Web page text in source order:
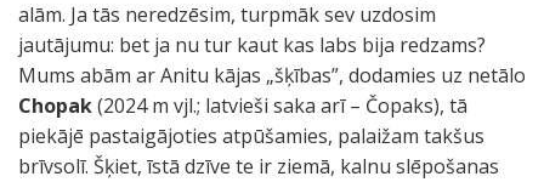
alām. Ja tās neredzēsim, turpmāk sev uzdosim
jautājumu: bet ja nu tur kaut kas labs bija redzams?
Mums abām ar Anitu kājas „šķības”, dodamies uz netālo
Chopak(2024 m vjl.; latvieši saka arī – Čopaks), tā
piekājē pastaigājoties atpūšamies, palaižam takšus
brīvsolī. Šķiet, īstā dzīve te ir ziemā, kalnu slēpošanas